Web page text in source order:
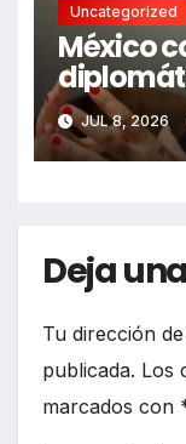
Uncategorized
México
Fujimori
JUL 8, 2026
Deja
Tu dirección
publicada. Los
marcados con